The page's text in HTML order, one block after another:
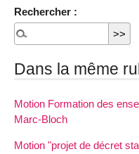
Rechercher :
Dans la même
Motion Formation des
Marc-Bloch
Motion "projet de décret